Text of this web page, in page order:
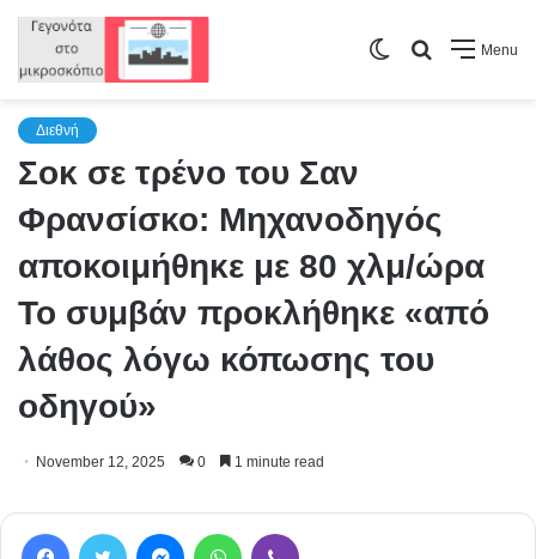
Menu
Search
Switch
Διεθνή
Σοκ σε τρένο του Σαν
Φρανσίσκο: Μηχανοδηγός
αποκοιμήθηκε με 80 χλμ/ώρα
Το συμβάν προκλήθηκε «από
λάθος λόγω κόπωσης του
οδηγού»
November 12, 2025 0 1 minute read